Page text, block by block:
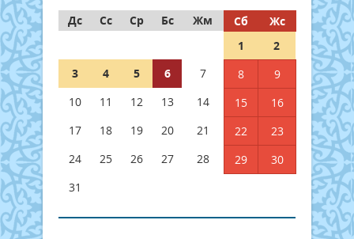
Дс
Сс Ср Бс Жм Сб
Жс
1
2
3
4 5 6 7 8
9
10
11 12 13 14 15
16
17
18 19 20 21 22
23
24
25 26 27 28 29
30
31